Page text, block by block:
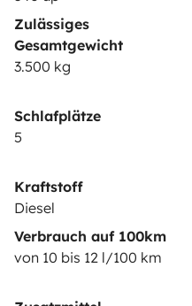
Zulässiges
Gesamtgewicht
3.500 kg
Schlafplätze
5
Kraftstoff
Diesel
Verbrauch auf 100km
von 10 bis 12 l/100 km
Mietversicherung
Mietpannenhilfe
Sichere Zahlungsweisen
Herunterladen im